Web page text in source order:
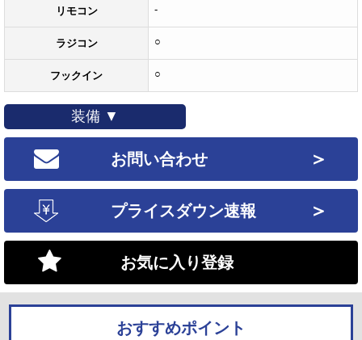
リモコン -
ラジコン ○
フックイン ○
装備 ▼
お問い合わせ ＞
プライスダウン速報 ＞
お気に入り登録
おすすめポイント